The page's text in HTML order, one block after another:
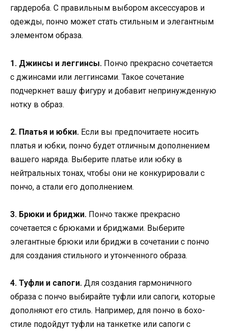
гардероба. С правильным выбором аксессуаров и
одежды, пончо может стать стильным и элегантным
элементом образа.
1. Джинсы и леггинсы. Пончо прекрасно сочетается
с джинсами или леггинсами. Такое сочетание
подчеркнет вашу фигуру и добавит непринужденную
нотку в образ.
2. Платья и юбки. Если вы предпочитаете носить
платья и юбки, пончо будет отличным дополнением
вашего наряда. Выберите платье или юбку в
нейтральных тонах, чтобы они не конкурировали с
пончо, а стали его дополнением.
3. Брюки и бриджи. Пончо также прекрасно
сочетается с брюками и бриджами. Выберите
элегантные брюки или бриджи в сочетании с пончо
для создания стильного и утонченного образа.
4. Туфли и сапоги. Для создания гармоничного
образа с пончо выбирайте туфли или сапоги, которые
дополняют его стиль. Например, для пончо в бохо-
стиле подойдут туфли на танкетке или сапоги с